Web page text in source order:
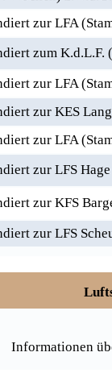
zur LFA
zum K.d.L.F.
zur LFA
zur KES
zur LFA
zur LFS
zur KFS
zur LFS
Informationen